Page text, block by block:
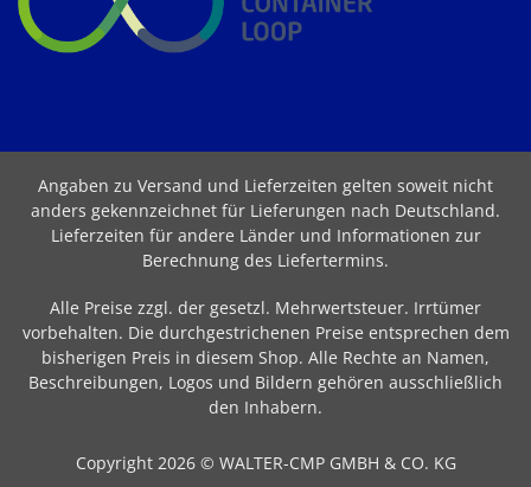
Angaben zu Versand und Lieferzeiten gelten soweit nicht
anders gekennzeichnet für Lieferungen nach Deutschland.
Lieferzeiten für andere Länder und Informationen zur
Berechnung des Liefertermins.
Alle Preise zzgl. der gesetzl. Mehrwertsteuer. Irrtümer
vorbehalten. Die durchgestrichenen Preise entsprechen dem
bisherigen Preis in diesem Shop. Alle Rechte an Namen,
Beschreibungen, Logos und Bildern gehören ausschließlich
den Inhabern.
Copyright 2026 © WALTER-CMP GMBH & CO. KG